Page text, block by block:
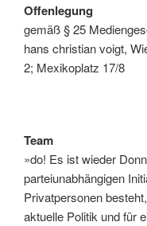
Offenlegung
gemäß § 25
hans christian voigt,
2; Mexikoplatz 17/8
Team
»do! Es ist wieder
parteiunabhängigen
Privatpersonen
aktuelle Politik und für